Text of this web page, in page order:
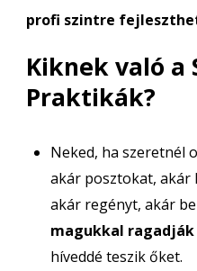
profi szintre
Kiknek való a
Praktikák?
Neked, ha szeretnél
akár posztokat, akár
akár regényt, akár
magukkal ragadják
híveddé teszik őket.